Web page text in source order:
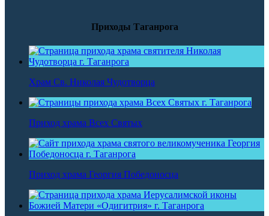
Приходы Таганрога
Храм Св. Николая Чудотворца
Приход храма Всех Святых
Приход храма Георгия Победоносца